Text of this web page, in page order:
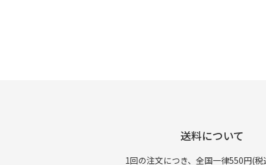
送料について
1回の注文につき、全国一律550円(税